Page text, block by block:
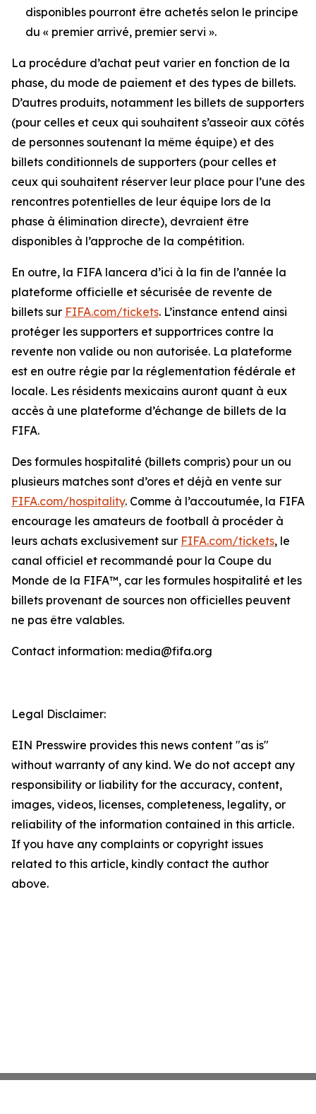
disponibles pourront être achetés selon le principe
du « premier arrivé, premier servi ».
La procédure d’achat peut varier en fonction de la
phase, du mode de paiement et des types de billets.
D’autres produits, notamment les billets de supporters
(pour celles et ceux qui souhaitent s’asseoir aux côtés
de personnes soutenant la même équipe) et des
billets conditionnels de supporters (pour celles et
ceux qui souhaitent réserver leur place pour l’une des
rencontres potentielles de leur équipe lors de la
phase à élimination directe), devraient être
disponibles à l’approche de la compétition.
En outre, la FIFA lancera d’ici à la fin de l’année la
plateforme officielle et sécurisée de revente de
billets sur FIFA.com/tickets. L’instance entend ainsi
protéger les supporters et supportrices contre la
revente non valide ou non autorisée. La plateforme
est en outre régie par la réglementation fédérale et
locale. Les résidents mexicains auront quant à eux
accès à une plateforme d’échange de billets de la
FIFA.
Des formules hospitalité (billets compris) pour un ou
plusieurs matches sont d’ores et déjà en vente sur
FIFA.com/hospitality. Comme à l’accoutumée, la FIFA
encourage les amateurs de football à procéder à
leurs achats exclusivement sur FIFA.com/tickets, le
canal officiel et recommandé pour la Coupe du
Monde de la FIFA™, car les formules hospitalité et les
billets provenant de sources non officielles peuvent
ne pas être valables.
Contact information: media@fifa.org
Legal Disclaimer:
EIN Presswire provides this news content "as is"
without warranty of any kind. We do not accept any
responsibility or liability for the accuracy, content,
images, videos, licenses, completeness, legality, or
reliability of the information contained in this article.
If you have any complaints or copyright issues
related to this article, kindly contact the author
above.